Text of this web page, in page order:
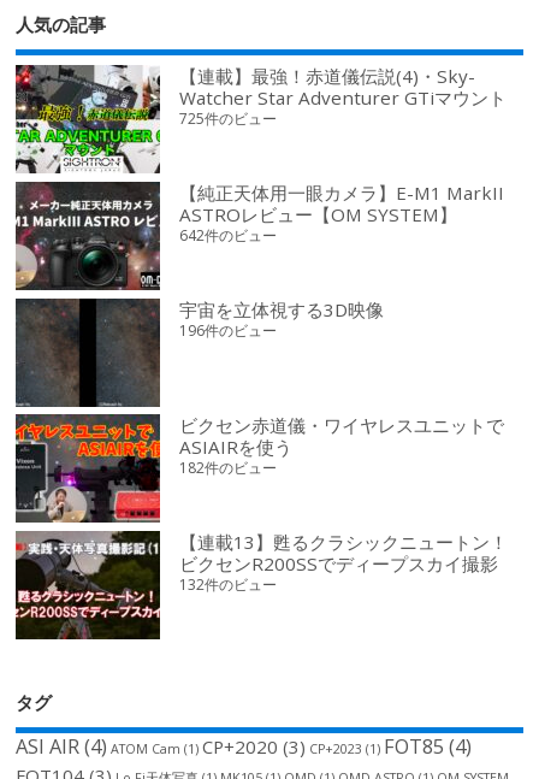
人気の記事
【連載】最強！赤道儀伝説(4)・Sky-
Watcher Star Adventurer GTiマウント
725件のビュー
【純正天体用一眼カメラ】E-M1 MarkII
ASTROレビュー【OM SYSTEM】
642件のビュー
宇宙を立体視する3D映像
196件のビュー
ビクセン赤道儀・ワイヤレスユニットで
ASIAIRを使う
182件のビュー
【連載13】甦るクラシックニュートン！
ビクセンR200SSでディープスカイ撮影
132件のビュー
タグ
ASI AIR(4) ATOM Cam (1) CP+2020 (3) CP+2023 (1) FOT85 (4)